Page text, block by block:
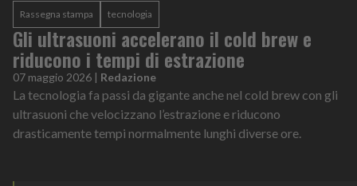
Rassegna stampa tecnologia
Gli ultrasuoni accelerano il cold brew e
riducono i tempi di estrazione
07 maggio 2026 | Redazione
La tecnologia fa passi da gigante anche nel cold brew con gli
ultrasuoni che velocizzano l’estrazione e riducono
drasticamente tempi normalmente lunghi diverse ore.